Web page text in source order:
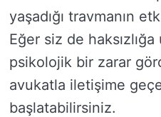
yaşadığı travmanın
Eğer siz de haksızlığa
psikolojik bir zarar
avukatla iletişime
başlatabilirsiniz.